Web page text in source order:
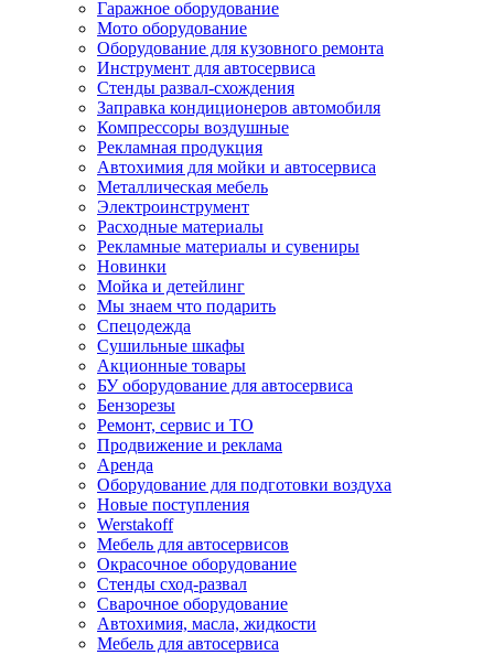
Гаражное оборудование
Мото оборудование
Оборудование для кузовного ремонта
Инструмент для автосервиса
Стенды развал-схождения
Заправка кондиционеров автомобиля
Компрессоры воздушные
Рекламная продукция
Автохимия для мойки и автосервиса
Металлическая мебель
Электроинструмент
Расходные материалы
Рекламные материалы и сувениры
Новинки
Мойка и детейлинг
Мы знаем что подарить
Спецодежда
Сушильные шкафы
Акционные товары
БУ оборудование для автосервиса
Бензорезы
Ремонт, сервис и ТО
Продвижение и реклама
Аренда
Оборудование для подготовки воздуха
Новые поступления
Werstakoff
Мебель для автосервисов
Окрасочное оборудование
Стенды сход-развал
Сварочное оборудование
Автохимия, масла, жидкости
Мебель для автосервиса